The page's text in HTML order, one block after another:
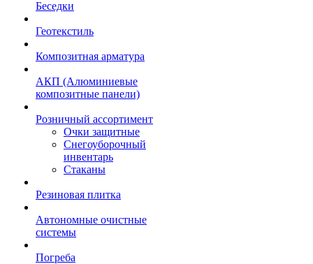
Беседки
Геотекстиль
Композитная арматура
АКП (Алюминиевые
композитные панели)
Розничный ассортимент
Очки защитные
Снегоуборочный
инвентарь
Стаканы
Резиновая плитка
Автономные очистные
системы
Погреба